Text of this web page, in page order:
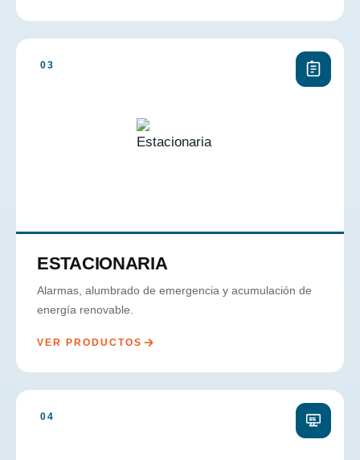
03
ESTACIONARIA
Alarmas, alumbrado de emergencia y acumulación de
energía renovable.
VER PRODUCTOS
04